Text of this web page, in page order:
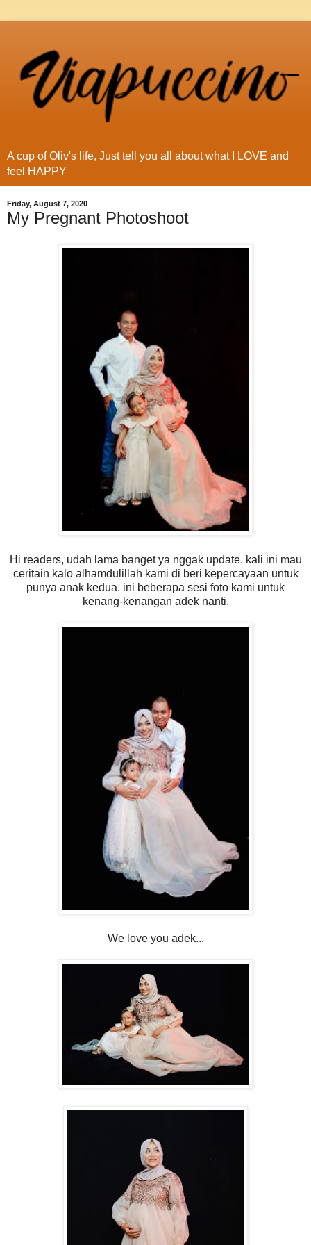
A cup of Oliv's life, Just tell you all about what I LOVE and
feel HAPPY
Friday, August 7, 2020
My Pregnant Photoshoot
Hi readers, udah lama banget ya nggak update. kali ini mau
ceritain kalo alhamdulillah kami di beri kepercayaan untuk
punya anak kedua. ini beberapa sesi foto kami untuk
kenang-kenangan adek nanti.
We love you adek...